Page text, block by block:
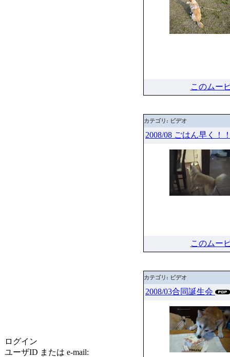
ログイン
ユーザID または e-mail:
このムー
カテゴリ: ビデオ
2008/08 ごはん早く！
このムー
カテゴリ: ビデオ
2008/03合同誕生会